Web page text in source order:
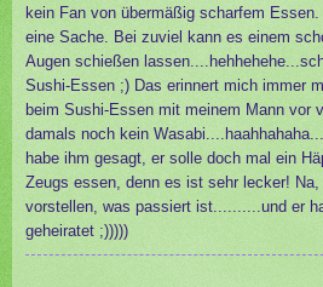
kein Fan von übermäßig scharfem
eine Sache. Bei zuviel kann es einem
Augen schießen
Sushi-Essen ;) Das erinnert mich immer
beim Sushi-Essen mit meinem Mann vor
damals noch kein
habe ihm gesagt, er solle doch mal ein
Zeugs essen, denn es ist sehr lecker!
vorstellen, was passiert ist..........und er
geheiratet ;)))))